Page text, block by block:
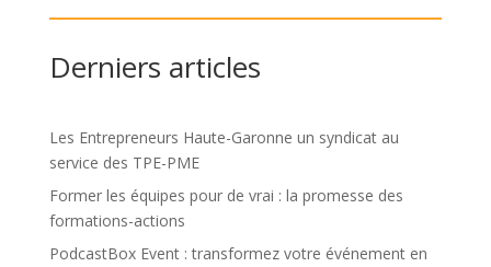
Derniers articles
Les Entrepreneurs Haute-Garonne un syndicat au
service des TPE-PME
Former les équipes pour de vrai : la promesse des
formations-actions
PodcastBox Event : transformez votre événement en